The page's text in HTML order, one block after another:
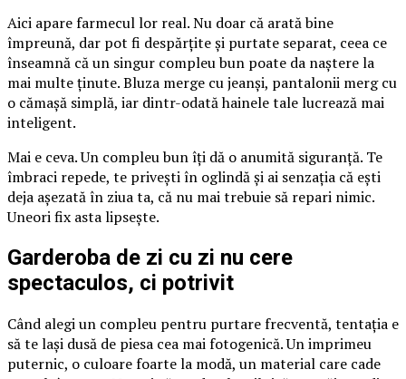
Aici apare farmecul lor real. Nu doar că arată bine
împreună, dar pot fi despărțite și purtate separat, ceea ce
înseamnă că un singur compleu bun poate da naștere la
mai multe ținute. Bluza merge cu jeanși, pantalonii merg cu
o cămașă simplă, iar dintr-odată hainele tale lucrează mai
inteligent.
Mai e ceva. Un compleu bun îți dă o anumită siguranță. Te
îmbraci repede, te privești în oglindă și ai senzația că ești
deja așezată în ziua ta, că nu mai trebuie să repari nimic.
Uneori fix asta lipsește.
Garderoba de zi cu zi nu cere
spectaculos, ci potrivit
Când alegi un compleu pentru purtare frecventă, tentația e
să te lași dusă de piesa cea mai fotogenică. Un imprimeu
puternic, o culoare foarte la modă, un material care cade